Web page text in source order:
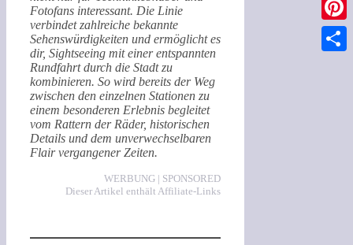
Fotofans interessant. Die Linie
verbindet zahlreiche bekannte
Sehenswürdigkeiten und ermöglicht es
dir, Sightseeing mit einer entspannten
Rundfahrt durch die Stadt zu
kombinieren. So wird bereits der Weg
zwischen den einzelnen Stationen zu
einem besonderen Erlebnis begleitet
vom Rattern der Räder, historischen
Details und dem unverwechselbaren
Flair vergangener Zeiten.
WERBUNG | SPONSORED
Dieser Artikel enthält Affiliate-Links